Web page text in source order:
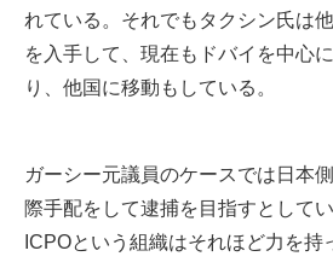
れている。それでもタクシン氏は
を入手して、現在もドバイを中心
り、他国に移動もしている。
ガーシー元議員のケースでは日本
際手配をして逮捕を目指すとして
ICPOという組織はそれほど力を持